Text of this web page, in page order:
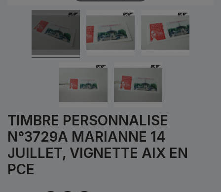
TIMBRE PERSONNALISE
N°3729A MARIANNE 14
JUILLET, VIGNETTE AIX EN
PCE